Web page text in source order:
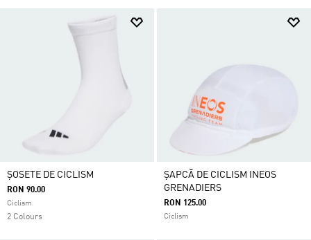
ȘOSETE DE CICLISM
RON 90.00
Ciclism
2 Colours
ȘAPCĂ DE CICLISM INEOS
GRENADIERS
RON 125.00
Ciclism